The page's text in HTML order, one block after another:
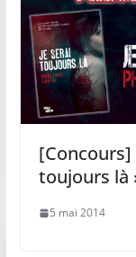
[Concours]
toujours là
5 mai 2014